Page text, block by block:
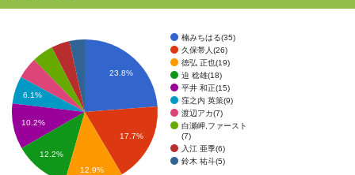
楠みちはる(35)
久保帯人(26)
徳弘 正也(19)
迫 稔雄(18)
平井 和正(15)
窪之内 英策(9)
渡辺アカ(7)
白瀬岬,ファースト
(7)
入江 亜季(6)
鈴木 祐斗(5)
23.8%
17.7%
6.1%
10.2%
12.2%
12.9%